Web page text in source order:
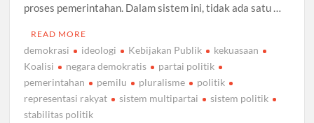
proses pemerintahan. Dalam sistem ini, tidak ada satu …
READ MORE
demokrasi ideologi Kebijakan Publik
kekuasaan
Koalisi
negara demokratis
partai politik
pemerintahan
pemilu pluralisme
politik
representasi rakyat
sistem multipartai
sistem politik
stabilitas politik